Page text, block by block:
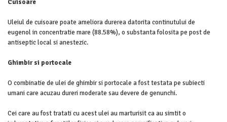
Cuisoare
Uleiul de cuisoare poate ameliora durerea datorita continutului de
eugenol in concentratie mare (88.58%), o substanta folosita pe post de
antiseptic local si anestezic.
Ghimbir si portocale
O combinatie de ulei de ghimbir si portocale a fost testata pe subiecti
umani care acuzau dureri moderate sau devere de genunchi.
Cei care au fost tratati cu acest ulei au marturisit ca au simtit o